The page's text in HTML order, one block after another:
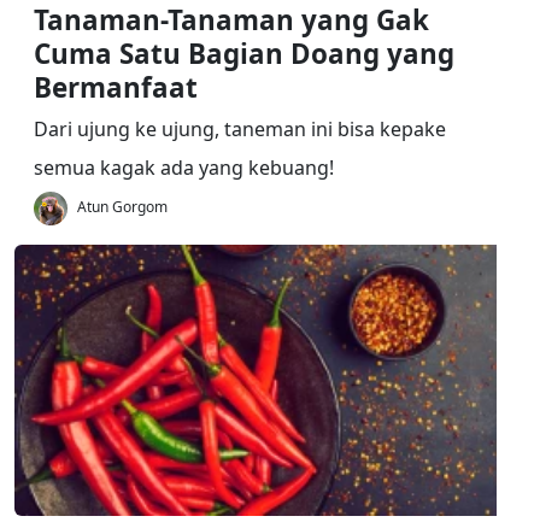
Tanaman-Tanaman yang Gak
Cuma Satu Bagian Doang yang
Bermanfaat
Dari ujung ke ujung, taneman ini bisa kepake
semua kagak ada yang kebuang!
Atun Gorgom